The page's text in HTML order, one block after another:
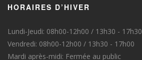
HORAIRES D’HIVER
Lundi-Jeudi: 08h00-12h00 / 13h30 - 17h30
Vendredi: 08h00-12h00 / 13h30 - 17h00
Mardi après-midi: Fermée au public